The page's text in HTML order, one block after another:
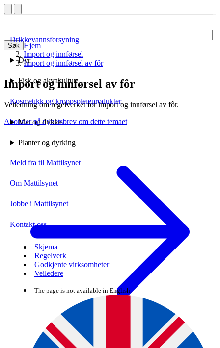
Søk
Drikkevannsforsyning
Dyr
Fisk og akvakultur
Kosmetikk og kroppspleieprodukter
Mat og drikke
Planter og dyrking
Meld fra til Mattilsynet
Om Mattilsynet
Jobbe i Mattilsynet
Kontakt oss
Skjema
Regelverk
Godkjente virksomheter
Veiledere
The page is not available in English.
Hjem
Import og innførsel
Import og innførsel av fôr
Import og innførsel av fôr
Veiledning om regelverket for import og innførsel av fôr.
Abonner på nyhetsbrev om dette temaet